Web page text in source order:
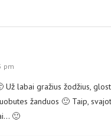
pm
Už labai gražius žodžius,
žanduos 🙂 Taip,
🙂